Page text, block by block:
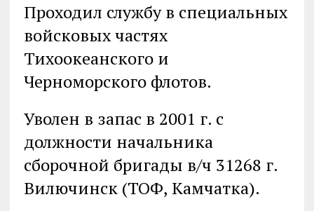
Проходил службу в специальных
войсковых частях
Тихоокеанского и
Черноморского флотов.
Уволен в запас в 2001 г. с
должности начальника
сборочной бригады в/ч 31268 г.
Вилючинск (ТОФ, Камчатка).